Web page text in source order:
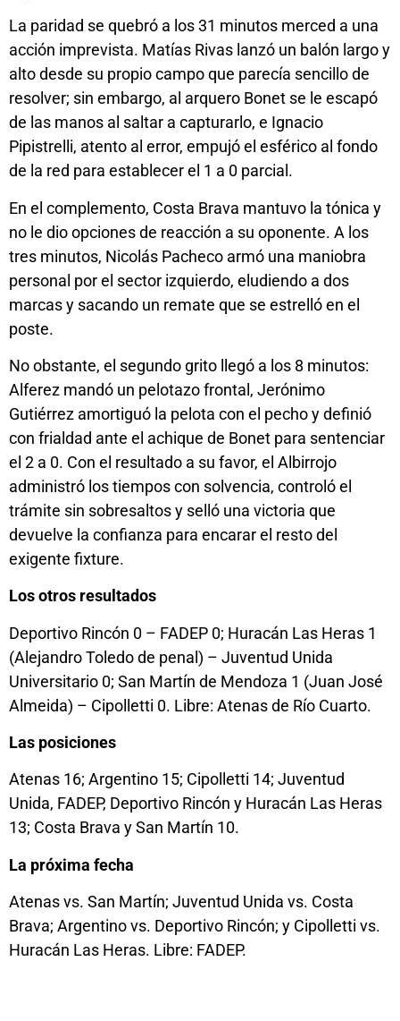
La paridad se quebró a los 31 minutos merced a una
acción imprevista. Matías Rivas lanzó un balón largo y
alto desde su propio campo que parecía sencillo de
resolver; sin embargo, al arquero Bonet se le escapó
de las manos al saltar a capturarlo, e Ignacio
Pipistrelli, atento al error, empujó el esférico al fondo
de la red para establecer el 1 a 0 parcial.
En el complemento, Costa Brava mantuvo la tónica y
no le dio opciones de reacción a su oponente. A los
tres minutos, Nicolás Pacheco armó una maniobra
personal por el sector izquierdo, eludiendo a dos
marcas y sacando un remate que se estrelló en el
poste.
No obstante, el segundo grito llegó a los 8 minutos:
Alferez mandó un pelotazo frontal, Jerónimo
Gutiérrez amortiguó la pelota con el pecho y definió
con frialdad ante el achique de Bonet para sentenciar
el 2 a 0. Con el resultado a su favor, el Albirrojo
administró los tiempos con solvencia, controló el
trámite sin sobresaltos y selló una victoria que
devuelve la confianza para encarar el resto del
exigente fixture.
Los otros resultados
Deportivo Rincón 0 – FADEP 0; Huracán Las Heras 1
(Alejandro Toledo de penal) – Juventud Unida
Universitario 0; San Martín de Mendoza 1 (Juan José
Almeida) – Cipolletti 0. Libre: Atenas de Río Cuarto.
Las posiciones
Atenas 16; Argentino 15; Cipolletti 14; Juventud
Unida, FADEP, Deportivo Rincón y Huracán Las Heras
13; Costa Brava y San Martín 10.
La próxima fecha
Atenas vs. San Martín; Juventud Unida vs. Costa
Brava; Argentino vs. Deportivo Rincón; y Cipolletti vs.
Huracán Las Heras. Libre: FADEP.